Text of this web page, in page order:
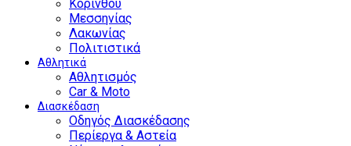
Κορίνθου
Μεσσηνίας
Λακωνίας
Πολιτιστικά
Αθλητικά
Αθλητισμός
Car & Moto
Διασκέδαση
Οδηγός Διασκέδασης
Περίεργα & Αστεία